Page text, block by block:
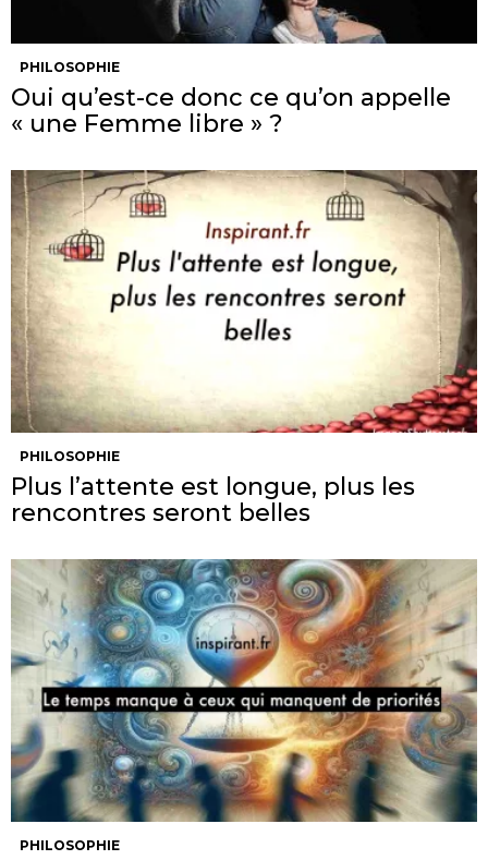
PHILOSOPHIE
Oui qu’est-ce donc ce qu’on appelle
« une Femme libre » ?
PHILOSOPHIE
Plus l’attente est longue, plus les
rencontres seront belles
PHILOSOPHIE